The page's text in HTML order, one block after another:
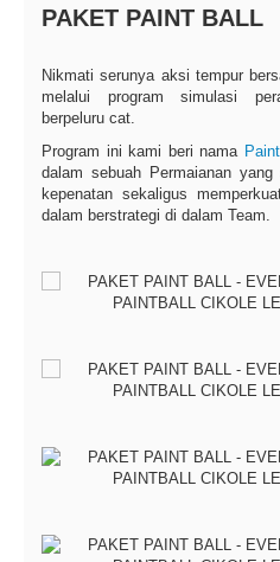
PAKET PAINT BALL
Nikmati serunya aksi tempur
melalui program simulasi
berpeluru cat.
Program ini kami beri nama
dalam sebuah Permaianan
kepenatan sekaligus
dalam berstrategi di dalam Team.